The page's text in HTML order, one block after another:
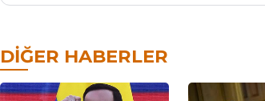
DIĞER HABERLER